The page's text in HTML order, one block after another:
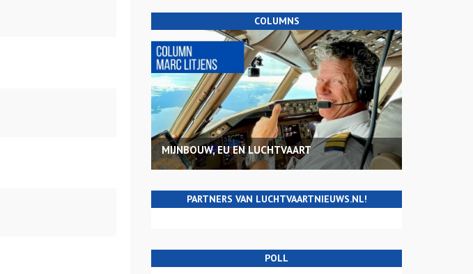
COLUMNS
MIJNBOUW, EU EN LUCHTVAART
PARTNERS VAN LUCHTVAARTNIEUWS.NL!
POLL